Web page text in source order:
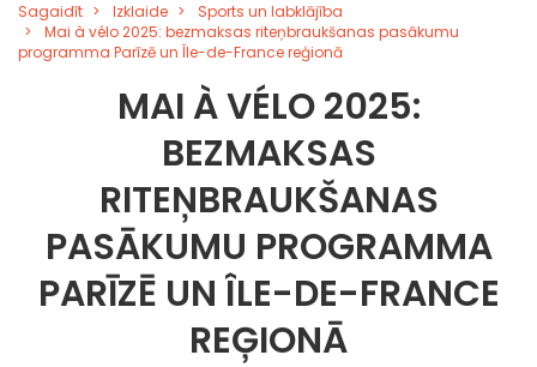
Sagaidīt Izklaide
Sports un labklājība
Mai à vélo 2025: bezmaksas riteņbraukšanas pasākumu
programma Parīzē un Île-de-France reģionā
MAI À VÉLO 2025:
BEZMAKSAS
RITEŅBRAUKŠANAS
PASĀKUMU PROGRAMMA
PARĪZĒ UN ÎLE-DE-FRANCE
REĢIONĀ